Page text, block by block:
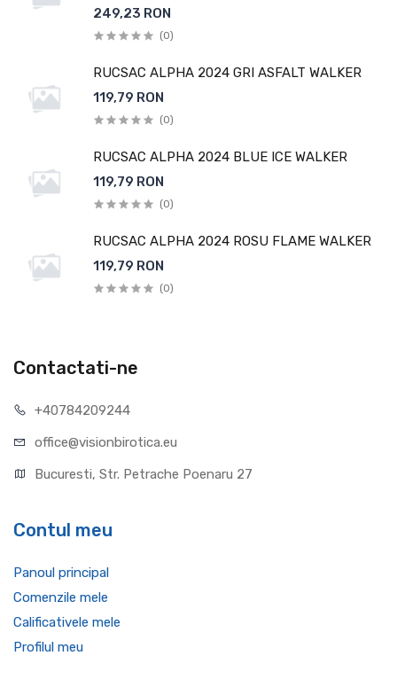
249,23 RON
(0)
RUCSAC ALPHA 2024 GRI ASFALT WALKER
119,79 RON
(0)
RUCSAC ALPHA 2024 BLUE ICE WALKER
119,79 RON
(0)
RUCSAC ALPHA 2024 ROSU FLAME WALKER
119,79 RON
(0)
Contactati-ne
+40784209244
office@visionbirotica.eu
Bucuresti, Str. Petrache Poenaru 27
Contul meu
Panoul principal
Comenzile mele
Calificativele mele
Profilul meu